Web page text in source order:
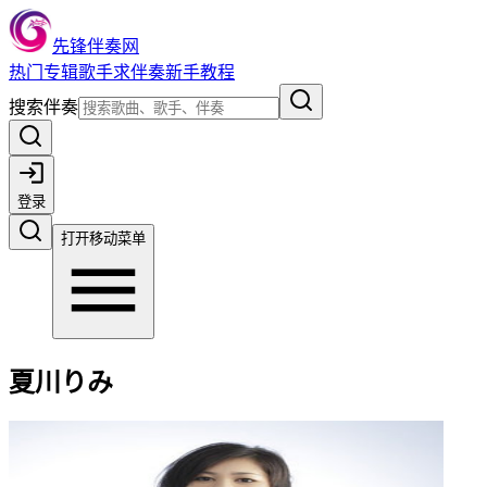
先锋伴奏网
热门 专辑歌手求伴奏新手教程
搜索伴奏
登录
打开移动菜单
夏川りみ